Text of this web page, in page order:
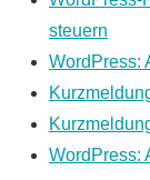
steuern
WordPress:
WordPress: